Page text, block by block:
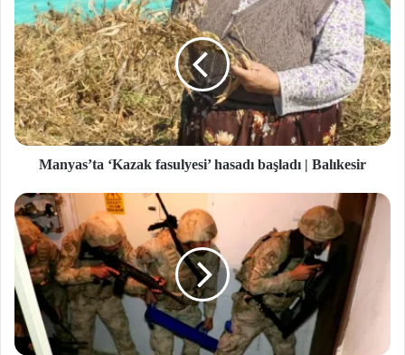
Manyas’ta ‘Kazak fasulyesi’ hasadı başladı | Balıkesir